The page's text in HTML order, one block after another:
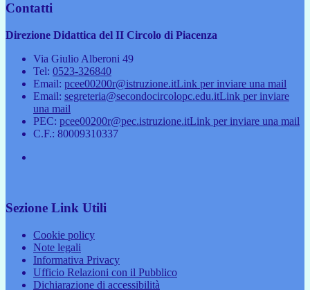
Contatti
Direzione Didattica del II Circolo di Piacenza
Via Giulio Alberoni 49
Tel: 0523-326840
Email: pcee00200r@istruzione.itLink per inviare una mail
Email: segreteria@secondocircolopc.edu.itLink per inviare
una mail
PEC: pcee00200r@pec.istruzione.itLink per inviare una mail
C.F.: 80009310337
Sezione Link Utili
Cookie policy
Note legali
Informativa Privacy
Ufficio Relazioni con il Pubblico
Dichiarazione di accessibilità